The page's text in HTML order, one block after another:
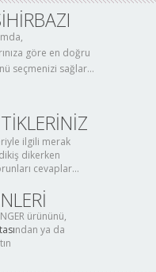
göre en doğru
seçmenizi sağlar...
ilgili merak
dikerken
cevaplar...
ürününü,
ndan ya da